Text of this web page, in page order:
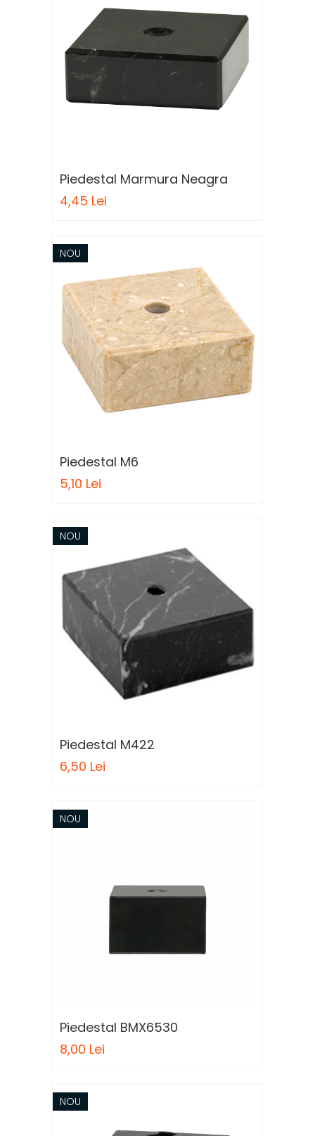
Piedestal Marmura Neagra
4,45 Lei
NOU
Piedestal M6
5,10 Lei
NOU
Piedestal M422
6,50 Lei
NOU
Piedestal BMX6530
8,00 Lei
NOU